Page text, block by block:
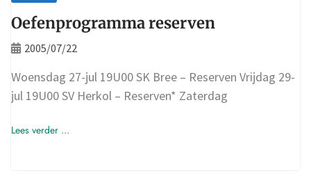
Oefenprogramma reserven
2005/07/22
Woensdag 27-jul 19U00 SK Bree – Reserven Vrijdag 29-
jul 19U00 SV Herkol – Reserven* Zaterdag
Lees verder ...